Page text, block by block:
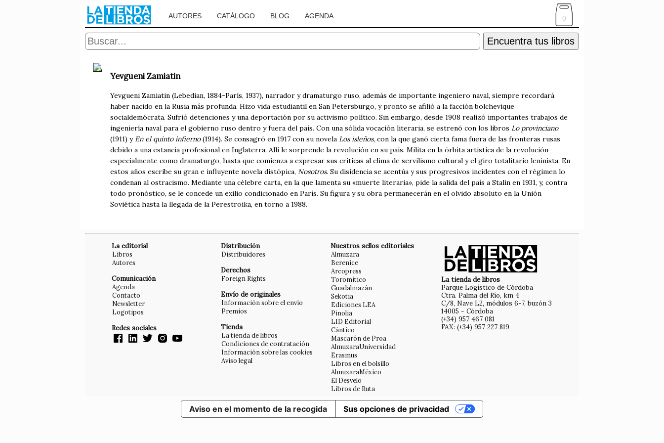
AUTORES CATÁLOGO BLOG AGENDA 0
Encuentra tus libros
Yevgueni Zamiatin
Yevgueni Zamiatin (Lebedian, 1884-París, 1937), narrador y dramaturgo ruso, además de importante ingeniero naval, siempre recordará
haber nacido en la Rusia más profunda. Hizo vida estudiantil en San Petersburgo, y pronto se afilió a la facción bolchevique
socialdemócrata. Sufrió detenciones y una deportación por su activismo político. Sin embargo, desde 1908 realizó importantes trabajos de
ingeniería naval para el gobierno ruso dentro y fuera del país. Con una sólida vocación literaria, se estrenó con los libros Lo provinciano
(1911) y En el quinto infierno(1914). Se consagró en 1917 con su novela Los isleños, con la que ganó cierta fama fuera de las fronteras rusas
debido a una estancia profesional en Inglaterra. Allí le sorprende la revolución en su país. Milita en la órbita artística de la revolución
especialmente como dramaturgo, hasta que comienza a expresar sus críticas al clima de servilismo cultural y el giro totalitario leninista. En
estos años escribe su gran e influyente novela distópica, Nosotros. Su disidencia se acentúa y sus progresivos incidentes con el régimen lo
condenan al ostracismo. Mediante una célebre carta, en la que lamenta su «muerte literaria», pide la salida del país a Stalin en 1931, y, contra
todo pronóstico, se le concede un exilio condicionado en París. Su figura y su obra permanecerán en el olvido absoluto en la Unión
Soviética hasta la llegada de la Perestroika, en torno a 1988.
La editorial
Libros
Autores
Comunicación
Agenda
Contacto
Newsletter
Logotipos
Redes sociales
Distribución
Distribuidores
Derechos
Foreign Rights
Envío de originales
Información sobre el envío
Premios
Tienda
La tienda de libros
Condiciones de contratación
Información sobre las cookies
Aviso legal
Nuestros sellos editoriales
Almuzara
Berenice
Arcopress
Toromítico
Guadalmazán
Sekotia
Ediciones LEA
Pinolia
LID Editorial
Cántico
Mascarón de Proa
AlmuzaraUniversidad
Erasmus
Libros en el bolsillo
AlmuzaraMéxico
El Desvelo
Libros de Ruta
La tienda de libros
Parque Logístico de Córdoba
Ctra. Palma del Río, km 4
C/8, Nave L2, módulos 6-7, buzón 3
14005 - Córdoba
(+34) 957 467 081
FAX: (+34) 957 227 819
Aviso en el momento de la recogida Sus opciones de privacidad